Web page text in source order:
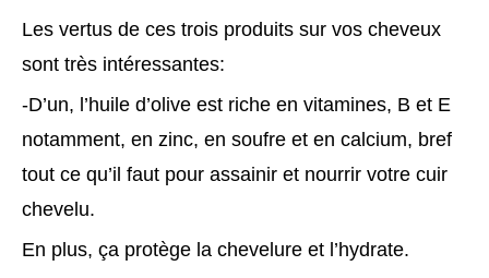
Les vertus de ces trois produits sur vos cheveux
sont très intéressantes:
-D’un, l’huile d’olive est riche en vitamines, B et E
notamment, en zinc, en soufre et en calcium, bref
tout ce qu’il faut pour assainir et nourrir votre cuir
chevelu.
En plus, ça protège la chevelure et l’hydrate.